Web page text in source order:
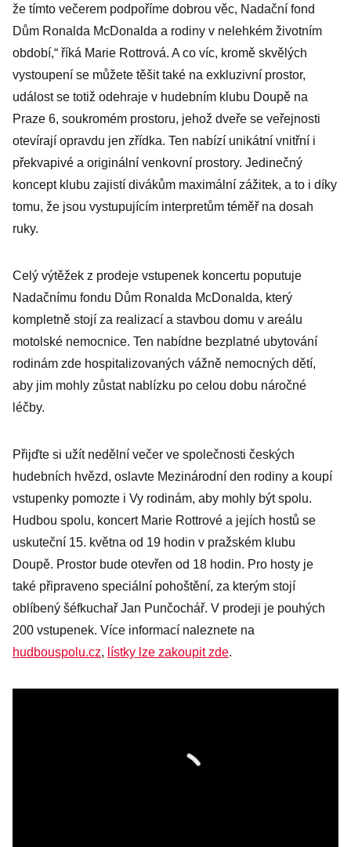
že tímto večerem podpoříme dobrou věc, Nadační fond
Dům Ronalda McDonalda a rodiny v nelehkém životním
období,“ říká Marie Rottrová. A co víc, kromě skvělých
vystoupení se můžete těšit také na exkluzivní prostor,
událost se totiž odehraje v hudebním klubu Doupě na
Praze 6, soukromém prostoru, jehož dveře se veřejnosti
otevírají opravdu jen zřídka. Ten nabízí unikátní vnitřní i
překvapivé a originální venkovní prostory. Jedinečný
koncept klubu zajistí divákům maximální zážitek, a to i díky
tomu, že jsou vystupujícím interpretům téměř na dosah
ruky.
Celý výtěžek z prodeje vstupenek koncertu poputuje
Nadačnímu fondu Dům Ronalda McDonalda, který
kompletně stojí za realizací a stavbou domu v areálu
motolské nemocnice. Ten nabídne bezplatné ubytování
rodinám zde hospitalizovaných vážně nemocných dětí,
aby jim mohly zůstat nablízku po celou dobu náročné
léčby.
Přijďte si užít nedělní večer ve společnosti českých
hudebních hvězd, oslavte Mezinárodní den rodiny a koupí
vstupenky pomozte i Vy rodinám, aby mohly být spolu.
Hudbou spolu, koncert Marie Rottrové a jejích hostů se
uskuteční 15. května od 19 hodin v pražském klubu
Doupě. Prostor bude otevřen od 18 hodin. Pro hosty je
také připraveno speciální pohoštění, za kterým stojí
oblíbený šéfkuchař Jan Punčochář. V prodeji je pouhých
200 vstupenek. Více informací naleznete na
hudbouspolu.cz, lístky lze zakoupit zde.